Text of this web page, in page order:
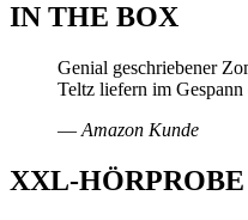
IN THE BOX
Genial geschriebener
Teltz liefern im
― Amazon Kunde
XXL-HÖRPROBE